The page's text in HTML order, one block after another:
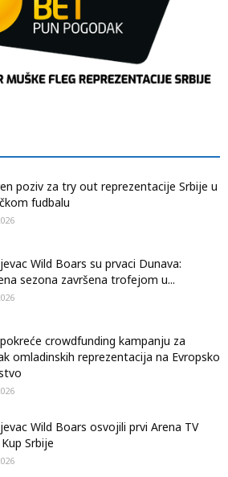
poziv za try out reprezentacije Srbije u
fudbalu
Wild Boars su prvaci Dunava:
sezona završena trofejom u...
crowdfunding kampanju za
omladinskih reprezentacija na Evropsko
Wild Boars osvojili prvi Arena TV
Srbije